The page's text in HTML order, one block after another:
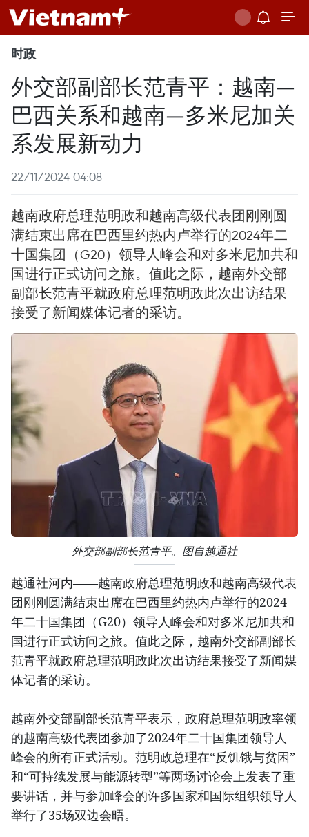
时政
外交部副部长范青平：越南—
巴西关系和越南—多米尼加关
系发展新动力
22/11/2024 04:08
越南政府总理范明政和越南高级代表团刚刚圆
满结束出席在巴西里约热内卢举行的2024年二
十国集团（G20）领导人峰会和对多米尼加共和
国进行正式访问之旅。值此之际，越南外交部
副部长范青平就政府总理范明政此次出访结果
接受了新闻媒体记者的采访。
外交部副部长范青平。图自越通社
越通社河内——越南政府总理范明政和越南高级代表
团刚刚圆满结束出席在巴西里约热内卢举行的2024
年二十国集团（G20）领导人峰会和对多米尼加共和
国进行正式访问之旅。值此之际，越南外交部副部长
范青平就政府总理范明政此次出访结果接受了新闻媒
体记者的采访。
越南外交部副部长范青平表示，政府总理范明政率领
的越南高级代表团参加了2024年二十国集团领导人
峰会的所有正式活动。范明政总理在“反饥饿与贫困”
和“可持续发展与能源转型”等两场讨论会上发表了重
要讲话，并与参加峰会的许多国家和国际组织领导人
举行了35场双边会晤。